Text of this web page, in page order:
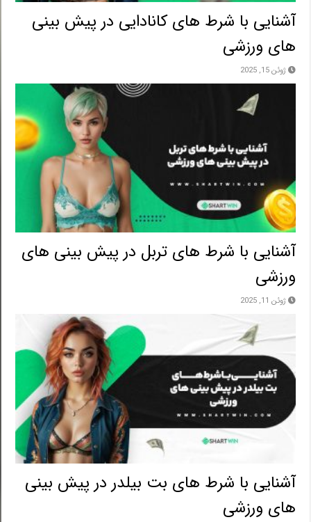
آشنایی با شرط های کانادایی در پیش بینی
های ورزشی
ژوئن 15, 2025
آشنایی با شرط های تربل در پیش بینی های
ورزشی
ژوئن 11, 2025
آشنایی با شرط های بت بیلدر در پیش بینی
های ورزشی